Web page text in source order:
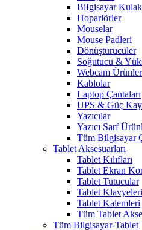
BiIgisayar
Hoparlörler
Mouselar
Mouse Padleri
Dönüştürücüler
Soğutucu &
Webcam
Kablolar
Laptop Çantaları
UPS & Güç
Yazıcılar
Yazıcı Sarf
Tüm Bilgisayar
Tablet Aksesuarları
Tablet Kılıfları
Tablet Ekran
Tablet Tutucular
Tablet Klavyeleri
Tablet Kalemleri
Tüm Tablet
Tüm Bilgisayar-Tablet